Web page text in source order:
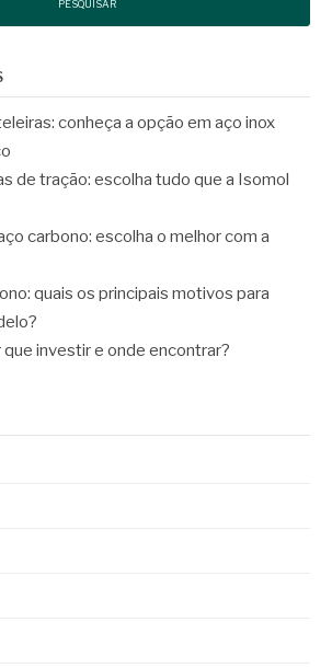
conheça a opção em aço inox
de tração: escolha tudo que a Isomol
carbono: escolha o melhor com a
quais os principais motivos para
que investir e onde encontrar?